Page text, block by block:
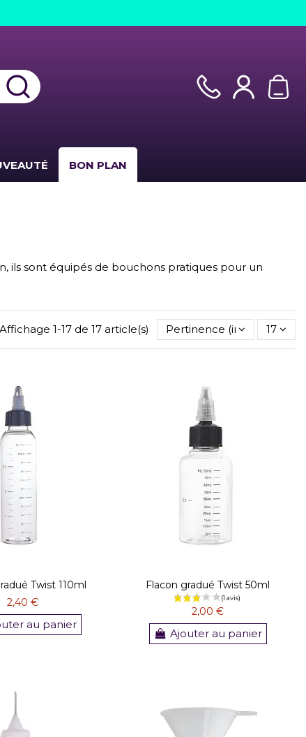
BON PLAN
ils sont équipés de bouchons pratiques pour un
Affichage 1-17 de 17 article(s) Pertinence (inverse)17
Twist 110ml
2,40 €
au panier
Flacon gradué Twist 50ml
2,00 €
Ajouter au panier